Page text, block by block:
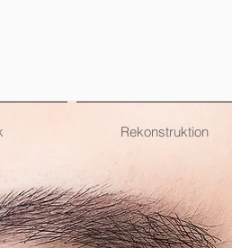
Rekonstruktion